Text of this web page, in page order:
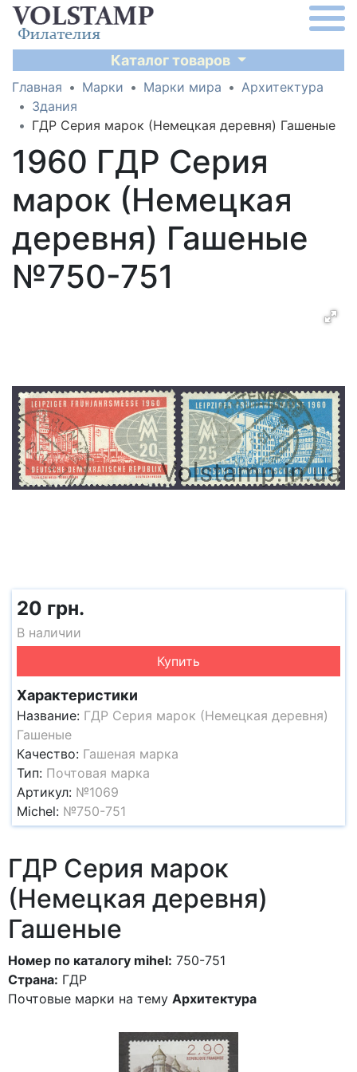
Каталог товаров
Главная Марки Марки мира
Архитектура
Здания
ГДР Серия марок (Немецкая деревня) Гашеные
1960 ГДР Серия
марок (Немецкая
деревня) Гашеные
№750-751
20 грн.
В наличии
Купить
Характеристики
Название: ГДР Серия марок (Немецкая деревня)
Гашеные
Качество: Гашеная марка
Тип: Почтовая марка
Артикул: №1069
Michel: №750-751
ГДР Серия марок
(Немецкая деревня)
Гашеные
Номер по каталогу mihel: 750-751
Страна: ГДР
Почтовые марки на тему Архитектура